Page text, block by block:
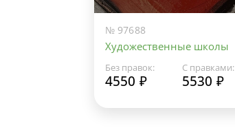
№ 97688
Художественные школы
Без правок:
4550 ₽
С правками:
5530 ₽